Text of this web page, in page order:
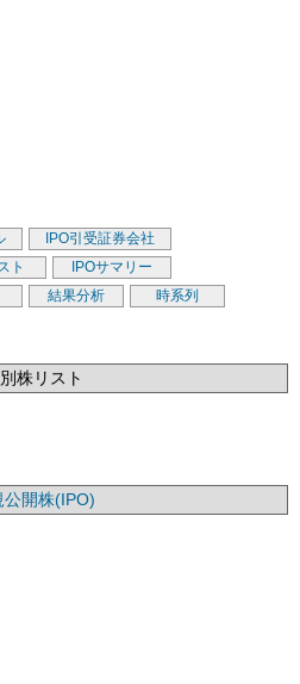
IPO引受証券会社
ト
IPOサマリー
結果分析
時系列
株リスト
公開株(IPO)